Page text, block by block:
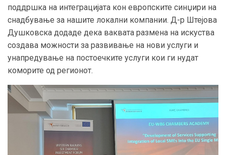
поддршка на интеграцијата кон европските синџири на
снадбување за нашите локални компании. Д-р Штејова
Душковска додаде дека ваквата размена на искуства
создава можности за развивање на нови услуги и
унапредување на постоечките услуги кои ги нудат
коморите од регионот.